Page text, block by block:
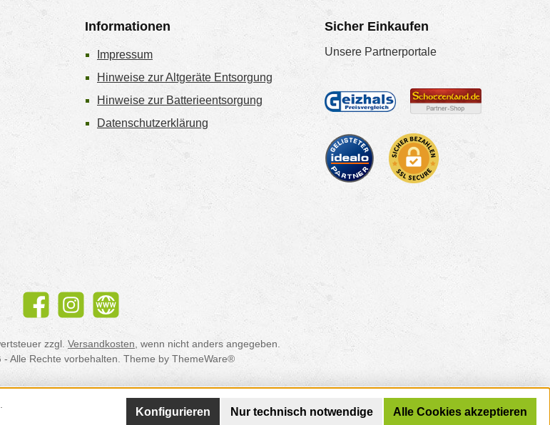
Informationen
Impressum
Hinweise zur Altgeräte Entsorgung
Hinweise zur Batterieentsorgung
Datenschutzerklärung
Sicher Einkaufen
Unsere Partnerportale
FacebookInstagramWebsite
zzgl. Versandkosten , wenn nicht anders angegeben.
- Alle Rechte vorbehalten. Theme by ThemeWare®
Nur technisch notwendige
Konfigurieren Alle Cookies akzeptieren